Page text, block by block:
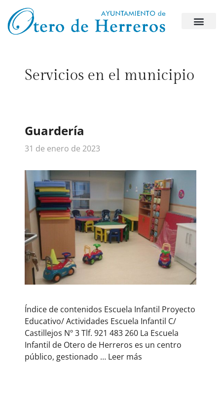
Servicios en el municipio
Guardería
31 de enero de 2023
Índice de contenidos Escuela Infantil Proyecto
Educativo/ Actividades Escuela Infantil C/
Castillejos Nº 3 Tlf. 921 483 260 La Escuela
Infantil de Otero de Herreros es un centro
público, gestionado … Leer más